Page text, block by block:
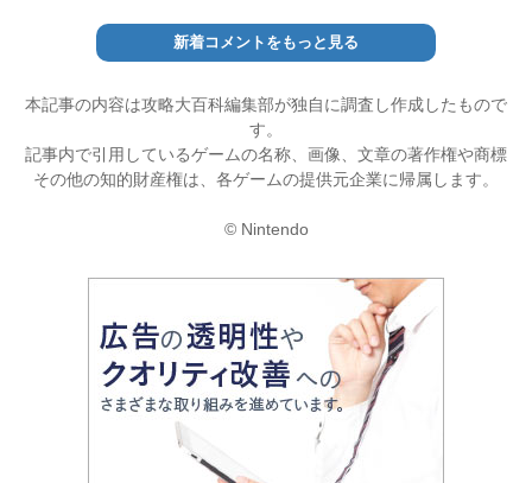
新着コメントをもっと見る
本記事の内容は攻略大百科編集部が独自に調査し作成したもので
す。
記事内で引用しているゲームの名称、画像、文章の著作権や商標
その他の知的財産権は、各ゲームの提供元企業に帰属します。
© Nintendo